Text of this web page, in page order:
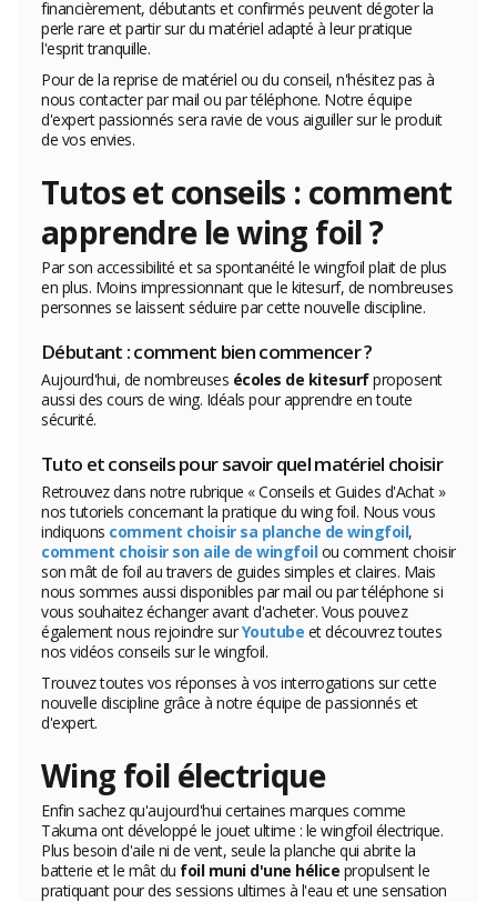
financièrement, débutants et confirmés peuvent dégoter la
perle rare et partir sur du matériel adapté à leur pratique
l'esprit tranquille.
Pour de la reprise de matériel ou du conseil, n'hésitez pas à
nous contacter par mail ou par téléphone. Notre équipe
d'expert passionnés sera ravie de vous aiguiller sur le produit
de vos envies.
Tutos et conseils : comment
apprendre le wing foil ?
Par son accessibilité et sa spontanéité le wingfoil plait de plus
en plus. Moins impressionnant que le kitesurf, de nombreuses
personnes se laissent séduire par cette nouvelle discipline.
Débutant : comment bien commencer ?
Aujourd'hui, de nombreuses écoles de kitesurfproposent
aussi des cours de wing. Idéals pour apprendre en toute
sécurité.
Tuto et conseils pour savoir quel matériel choisir
Retrouvez dans notre rubrique « Conseils et Guides d'Achat »
nos tutoriels concernant la pratique du wing foil. Nous vous
indiquons comment choisir sa planche de wingfoil,
comment choisir son aile de wingfoilou comment choisir
son mât de foil au travers de guides simples et claires. Mais
nous sommes aussi disponibles par mail ou par téléphone si
vous souhaitez échanger avant d'acheter. Vous pouvez
également nous rejoindre surYoutube et découvrez toutes
nos vidéos conseils sur le wingfoil.
Trouvez toutes vos réponses à vos interrogations sur cette
nouvelle discipline grâce à notre équipe de passionnés et
d'expert.
Wing foil électrique
Enfin sachez qu'aujourd'hui certaines marques comme
Takuma ont développé le jouet ultime : le wingfoil électrique.
Plus besoin d'aile ni de vent, seule la planche qui abrite la
batterie et le mât du foil muni d'une hélice propulsent le
pratiquant pour des sessions ultimes à l'eau et une sensation